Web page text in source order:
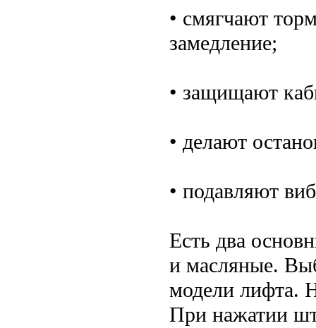
• смягчают
замедление;
• защищают
• делают
• подавляют
Есть два
и масляные.
модели лифта.
При нажатии